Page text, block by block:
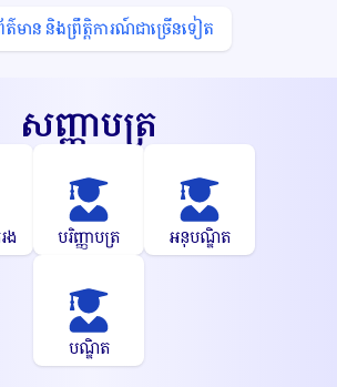
រ
នៃក្រសួងរៀបចំដែនដី នគរូបនីយកម្ម
លានេះបានទទួលការស្វាគមន៍ និងបដិសណ្ឋារកិច្ច
ការចុះបញ្ជី និងវិស័យរៀបចំដែនដី
ដើម្បីបង្កើនការយល់ដឹង
និងការអនុវត្តឲ្យបានត្រឹម
កបដោយនីតិវិធី
និងតាមបទប្បញ្ញត្តិ ក្នុងវិស័យដែនដី
លជាប្រឈមនៅកម្ពុជា។
មាន និងព្រឹត្តិការណ៍ជាច្រើនទៀត
សញ្ញាបត្រ
ង បរិញ្ញាបត្រ អនុបណ្ឌិត
បណ្ឌិត